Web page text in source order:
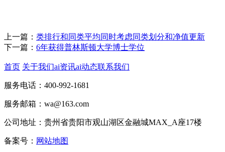
上一篇： 类排行和同类平均同时考虑同类划分和净值更新
下一篇： 6年获得普林斯顿大学博士学位
首页 关于我们ai资讯ai动态联系我们
服务电话：400-992-1681
服务邮箱：wa@163.com
公司地址：贵州省贵阳市观山湖区金融城MAX_A座17楼
备案号： 网站地图